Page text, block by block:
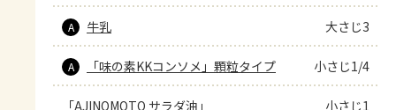
A 牛乳 大さじ3
A 「味の素KKコンソメ」顆粒タイプ 小さじ1/4
「AJINOMOTO サラダ油」 小さじ1